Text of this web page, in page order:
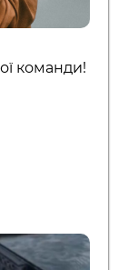
команди!